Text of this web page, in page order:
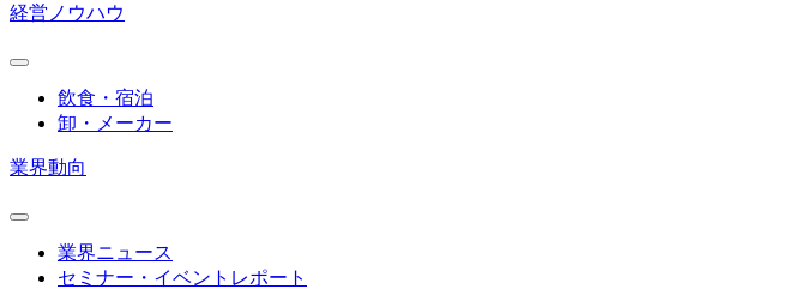
経営ノウハウ
飲食・宿泊
卸・メーカー
業界動向
業界ニュース
セミナー・イベントレポート